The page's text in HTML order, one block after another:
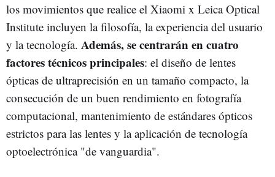
los movimientos que realice el Xiaomi x Leica Optical
Institute incluyen la filosofía, la experiencia del usuario
y la tecnología. Además, se centrarán en cuatro
factores técnicos principales: el diseño de lentes
ópticas de ultraprecisión en un tamaño compacto, la
consecución de un buen rendimiento en fotografía
computacional, mantenimiento de estándares ópticos
estrictos para las lentes y la aplicación de tecnología
optoelectrónica "de vanguardia".